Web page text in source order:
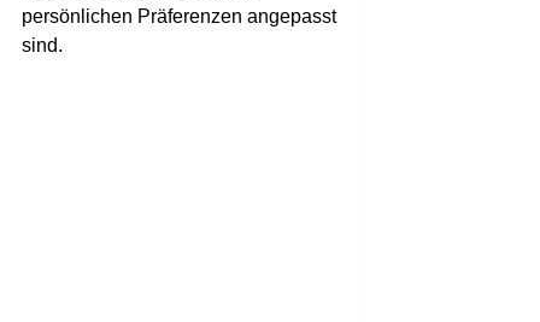
persönlichen Präferenzen angepasst
sind.